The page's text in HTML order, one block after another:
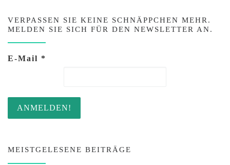
VERPASSEN SIE KEINE SCHNÄPPCHEN MEHR.
MELDEN SIE SICH FÜR DEN NEWSLETTER AN.
E-Mail *
MEISTGELESENE BEITRÄGE